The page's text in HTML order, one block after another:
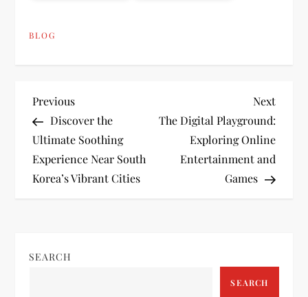
BLOG
P
o
s
a
Previous
Post
Previous
Discover the
Ultimate Soothing
Experience Near South
Korea’s Vibrant Cities
Next
Post
Next
The Digital Playground:
Exploring Online
Entertainment and
Games
SEARCH
SEARCH